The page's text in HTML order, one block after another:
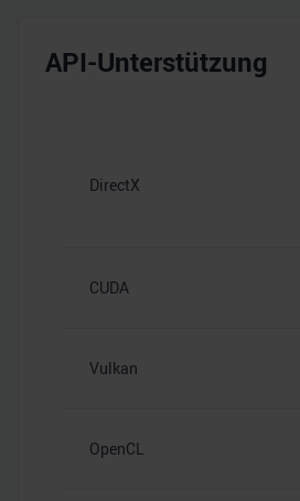
API-Unterstützung
DirectX
CUDA
Vulkan
OpenCL